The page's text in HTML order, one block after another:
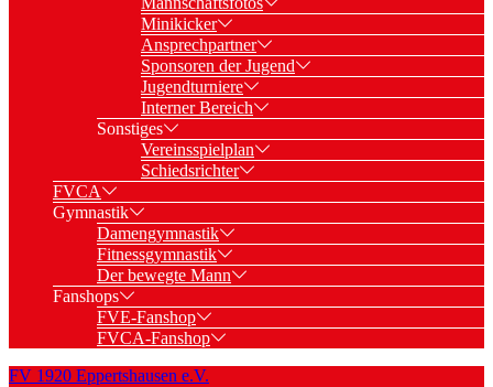
Minikicker
Ansprechpartner
Sponsoren der Jugend
Jugendturniere
Interner Bereich
Sonstiges
Vereinsspielplan
Schiedsrichter
FVCA
Gymnastik
Damengymnastik
Fitnessgymnastik
Der bewegte Mann
Fanshops
FVE-Fanshop
FVCA-Fanshop
FV 1920 Eppertshausen e.V.